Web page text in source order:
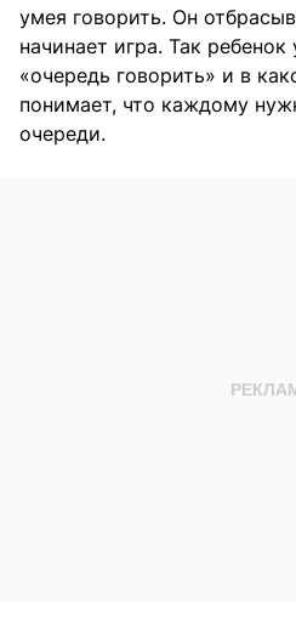
умея говорить. Он
начинает игра. Так ребенок
«очередь говорить» и в
понимает, что каждому
очереди.